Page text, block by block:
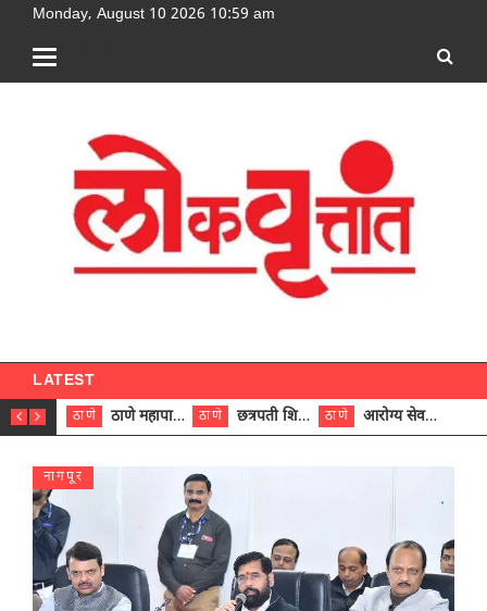
Monday, August 10 2026 10:59 am
LATEST
ठाणे ठाणे महापालिकेच्या नऊ प्रभाग समित्यांवर अध्यक्ष विराजमान ठाणे छत्रपती शिवाजी महाराज रुग्णालयात दुर्मिळ ट्युमरची यशस्वी शस्त्रक्रिया ठाणे आरोग्य सेवक (पुरुष) पदावरून ११ कर्मचाऱ्यांना आरोग्य सहाय्यक (पुरुष) पदावर पदोन्नती; मुख्य कार्यकारी अधिकारी रणजित यादव यांच्या हस्ते आदेश वितरण
नागपूर